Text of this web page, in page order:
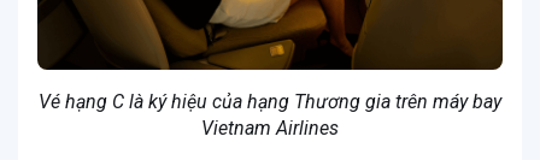
Vé hạng C là ký hiệu của hạng Thương gia trên máy bay
Vietnam Airlines